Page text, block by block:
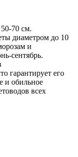
70 см.
диаметром до 10
и
сентябрь.
гарантирует его
и обильное
всех